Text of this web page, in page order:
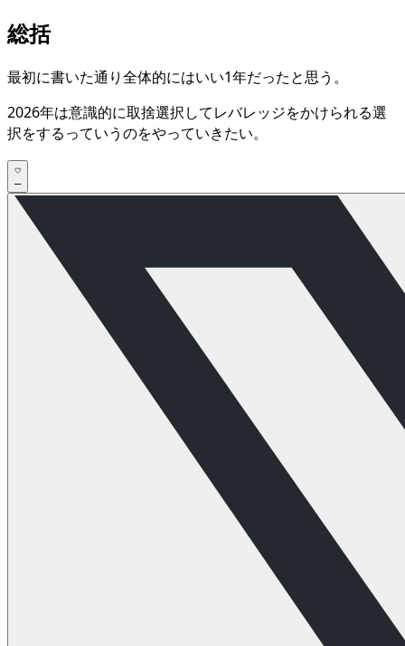
総括
最初に書いた通り全体的にはいい1年だったと思う。
2026年は意識的に取捨選択してレバレッジをかけられる選
択をするっていうのをやっていきたい。
–